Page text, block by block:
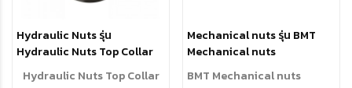
Hydraulic Nuts รุ่น
Hydraulic Nuts Top Collar
Hydraulic Nuts Top Collar
Mechanical nuts รุ่น BMT
Mechanical nuts
BMT Mechanical nuts